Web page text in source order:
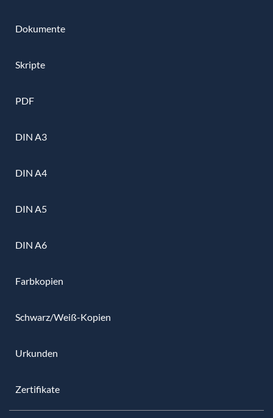
Dokumente
Skripte
PDF
DIN A3
DIN A4
DIN A5
DIN A6
Farbkopien
Schwarz/Weiß-Kopien
Urkunden
Zertifikate